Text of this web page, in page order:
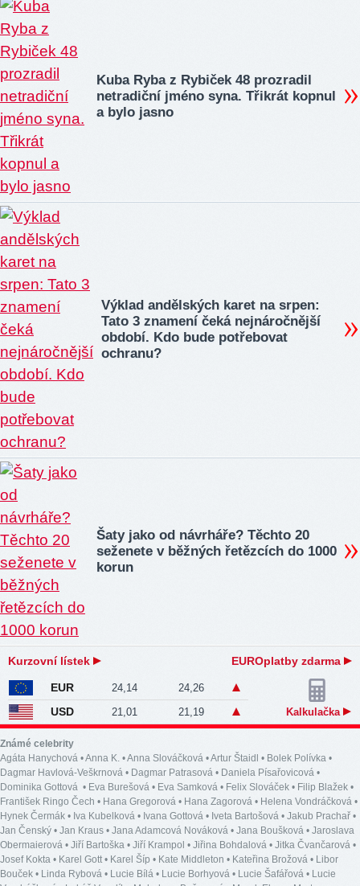
Kuba Ryba z Rybiček 48 prozradil
netradiční jméno syna. Třikrát kopnul
a bylo jasno
Výklad andělských karet na srpen:
Tato 3 znamení čeká nejnáročnější
období. Kdo bude potřebovat
ochranu?
Šaty jako od návrháře? Těchto 20
seženete v běžných řetězcích do 1000
korun
Kurzovní lístek EUROplatby zdarma
EUR 24,14 24,26
USD 21,01 21,19 Kalkulačka
Známé celebrity
Agáta Hanychová •Anna K. •Anna Slováčková •Artur Štaidl • Bolek Polívka •
Dagmar Havlová-Veškrnová • Dagmar Patrasová • Daniela Písařovicová •
Dominika Gottová • Eva Burešová • Eva Samková • Felix Slováček • Filip Blažek •
František Ringo Čech • Hana Gregorová • Hana Zagorová • Helena Vondráčková •
Hynek Čermák • Iva Kubelková • Ivana Gottová • Iveta Bartošová • Jakub Prachař •
Jan Čenský • Jan Kraus • Jana Adamcová Nováková • Jana Boušková • Jaroslava
Obermaierová • Jiří Bartoška • Jiří Krampol • Jiřina Bohdalová • Jitka Čvančarová •
Josef Kokta • Karel Gott• Karel Šíp • Kate Middleton • Kateřina Brožová • Libor
Bouček • Linda Rybová • Lucie Bílá • Lucie Borhyová • Lucie Šafářová • Lucie